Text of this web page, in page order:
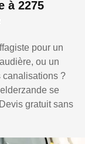
à 2275
pour un
ou un
canalisations ?
se
gratuit sans